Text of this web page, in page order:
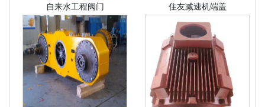
自来水工程阀门 住友减速机端盖